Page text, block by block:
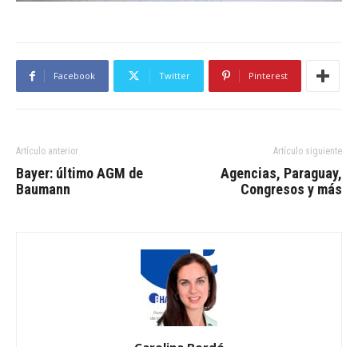
Facebook Twitter Pinterest
Artículo anterior
Bayer: último AGM de
Baumann
Artículo siguiente
Agencias, Paraguay,
Congresos y más